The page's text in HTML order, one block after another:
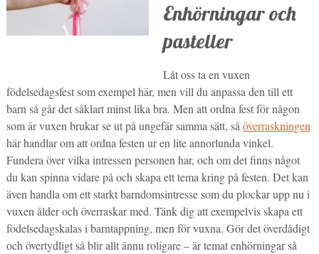
Enhörningar och
pasteller
Låt oss ta en vuxen
födelsedagsfest som exempel här, men vill du anpassa den till ett
barn så går det såklart minst lika bra. Men att ordna fest för någon
som är vuxen brukar se ut på ungefär samma sätt, så överraskningen
här handlar om att ordna festen ur en lite annorlunda vinkel.
Fundera över vilka intressen personen har, och om det finns något
du kan spinna vidare på och skapa ett tema kring på festen. Det kan
även handla om ett starkt barndomsintresse som du plockar upp nu i
vuxen ålder och överraskar med. Tänk dig att exempelvis skapa ett
födelsedagskalas i barntappning, men för vuxna. Gör det överdådigt
och övertydligt så blir allt ännu roligare – är temat enhörningar så